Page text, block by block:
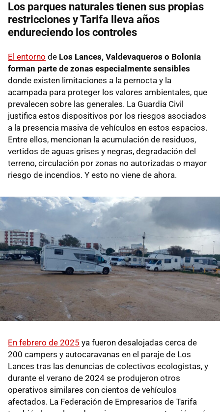
Los parques naturales tienen sus propias
restricciones y Tarifa lleva años
endureciendo los controles
El entorno de Los Lances, Valdevaqueros o Bolonia
forman parte de zonas especialmente sensibles
donde existen limitaciones a la pernocta y la
acampada para proteger los valores ambientales, que
prevalecen sobre las generales. La Guardia Civil
justifica estos dispositivos por los riesgos asociados
a la presencia masiva de vehículos en estos espacios.
Entre ellos, mencionan la acumulación de residuos,
vertidos de aguas grises y negras, degradación del
terreno, circulación por zonas no autorizadas o mayor
riesgo de incendios. Y esto no viene de ahora.
En febrero de 2025 ya fueron desalojadas cerca de
200 campers y autocaravanas en el paraje de Los
Lances tras las denuncias de colectivos ecologistas, y
durante el verano de 2024 se produjeron otros
operativos similares con cientos de vehículos
afectados. La Federación de Empresarios de Tarifa